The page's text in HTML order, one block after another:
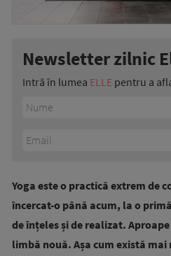
Newsletter zilnic
Intră în lumea ELLE pentru a
Yoga este o practică extrem de
încercat-o până acum, la o
de înțeles și de realizat.
limbă nouă. Așa cum există